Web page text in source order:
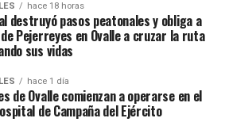
hace 18 horas
destruyó pasos peatonales y obliga a
Pejerreyes en Ovalle a cruzar la ruta
sus vidas
hace 1 día
de Ovalle comienzan a operarse en el
de Campaña del Ejército